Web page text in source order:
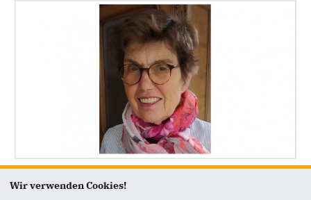
Stellvertreterin
Wir verwenden Cookies!